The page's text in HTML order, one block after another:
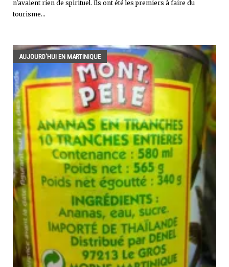
n'avaient rien de spirituel. Ils ont été les premiers à faire du
tourisme...
AUJOURD'HUI EN MARTINIQUE